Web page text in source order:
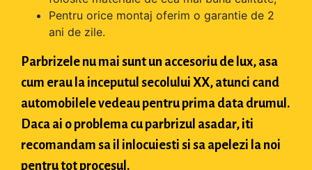
Pentru orice montaj oferim o garantie de 2
ani de zile.
Parbrizele nu mai sunt un accesoriu de lux, asa
cum erau la inceputul secolului XX, atunci cand
automobilele vedeau pentru prima data drumul.
Daca ai o problema cu parbrizul asadar, iti
recomandam sa il inlocuiesti si sa apelezi la noi
pentru tot procesul.